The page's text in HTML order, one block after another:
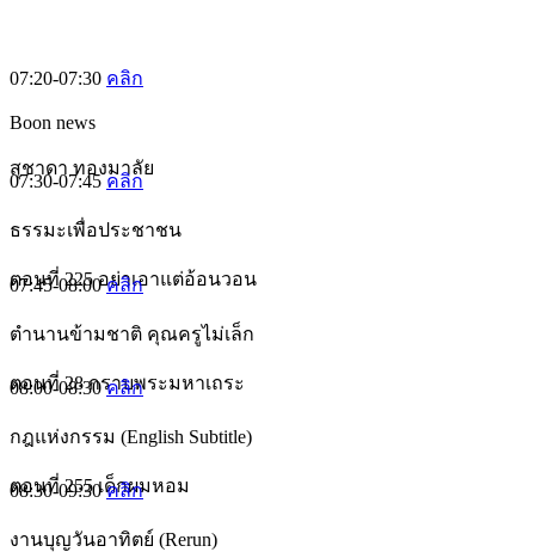
07:20-07:30 คลิก
Boon news
สุชาดา ทองมาลัย
07:30-07:45คลิก
ธรรมะเพื่อประชาชน
ตอนที่ 225 อย่าเอาแต่อ้อนวอน
07:45-08:00คลิก
ตำนานข้ามชาติ คุณครูไม่เล็ก
ตอนที่ 28 กราบพระมหาเถระ
08:00-08:30คลิก
กฎแห่งกรรม (English Subtitle)
ตอนที่ 255 เด็กผมหอม
08:30-09:30คลิก
งานบุญวันอาทิตย์ (Rerun)